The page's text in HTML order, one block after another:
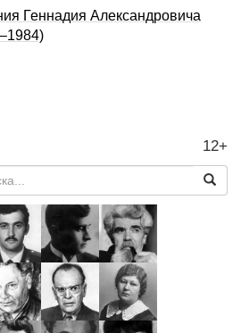
Геннадия Александровича
12+